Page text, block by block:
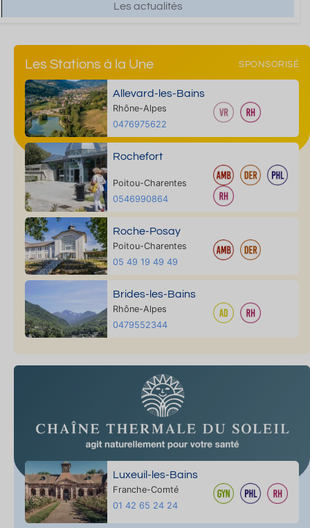
Les actualités
Les Stations à la Une SPONSORISÉ
Allevard-les-Bains
Rhône-Alpes
0476975622
Rochefort
Poitou-Charentes
0546990864
Roche-Posay
Poitou-Charentes
05 49 19 49 49
Brides-les-Bains
Rhône-Alpes
0479552344
Luxeuil-les-Bains
Franche-Comté
01 42 65 24 24